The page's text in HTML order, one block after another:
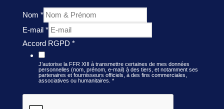
Nom *
E-mail *
Accord RGPD *
J’autorise la FFR XIII à transmettre certaines de mes données
personnelles (nom, prénom, e-mail) à des tiers, et notamment ses
partenaires et fournisseurs officiels, à des fins commerciales,
associatives ou humanitaires. *